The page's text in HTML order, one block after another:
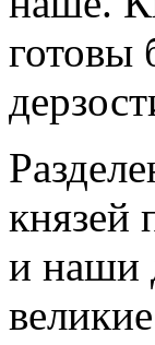
готовы
князей
и наши